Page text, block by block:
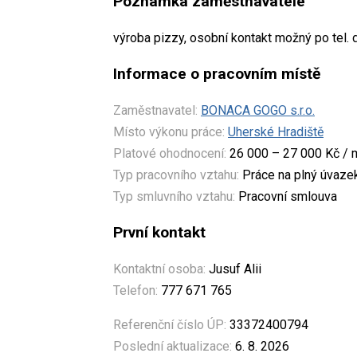
výroba pizzy, osobní kontakt možný po tel.
Informace o pracovním místě
Zaměstnavatel: BONACA GOGO s.r.o.
Místo výkonu práce: Uherské Hradiště
Platové ohodnocení: 26 000 – 27 000 Kč /
Typ pracovního vztahu: Práce na plný
Typ smluvního vztahu: Pracovní smlouva
První kontakt
Kontaktní osoba: Jusuf Alii
Telefon: 777 671 765
Referenční číslo ÚP: 33372400794
Poslední aktualizace: 6. 8. 2026